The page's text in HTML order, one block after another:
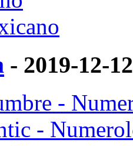
- 2019-12-
-
-